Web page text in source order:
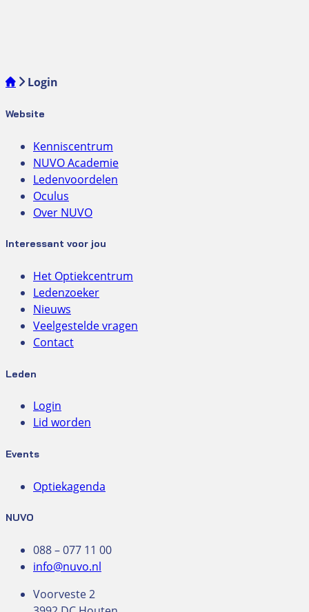
Login
Website
Kenniscentrum
NUVO Academie
Ledenvoordelen
Oculus
Over NUVO
Interessant voor jou
Het Optiekcentrum
Ledenzoeker
Nieuws
Veelgestelde vragen
Contact
Leden
Login
Lid worden
Events
Optiekagenda
NUVO
088 – 077 11 00
info@nuvo.nl
Voorveste 2